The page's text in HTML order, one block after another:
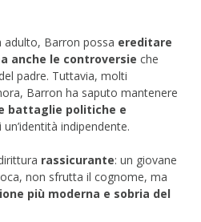
adulto, Barron possa ereditare
anche le controversie che
padre. Tuttavia, molti
Barron ha saputo mantenere
battaglie politiche e
indipendente.
rassicurante: un giovane
non sfrutta il cognome, ma
più moderna e sobria del